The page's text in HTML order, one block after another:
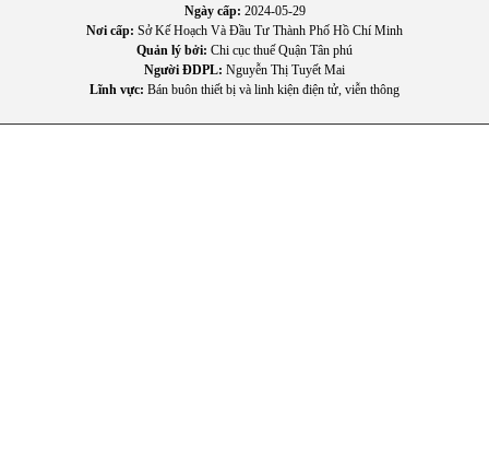
Ngày cấp: 2024-05-29
Nơi cấp: Sở Kế Hoạch Và Đầu Tư Thành Phố Hồ Chí Minh
Quản lý bởi: Chi cục thuế Quận Tân phú
Người ĐDPL: Nguyễn Thị Tuyết Mai
Lĩnh vực: Bán buôn thiết bị và linh kiện điện tử, viễn thông